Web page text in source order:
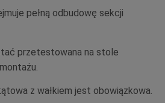
pełną odbudowę sekcji
przetestowana na stole
z wałkiem jest obowiązkowa.